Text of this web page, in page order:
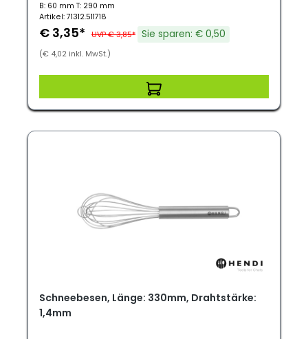
B: 60 mm T: 290 mm
Artikel: 71312.511718
€ 3,35* UVP € 3,85* Sie sparen: € 0,50
(€ 4,02 inkl. MwSt.)
Schneebesen, Länge: 330mm, Drahtstärke:
1,4mm